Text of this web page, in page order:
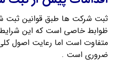
ثبت شرکت ها طبق قوانین ثبت
ظوابط خاصی است که این
متفاوت است اما رعایت اصول
ضروری است .